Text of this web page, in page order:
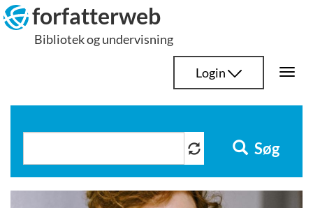
Hop
til
indhold
forfatterweb
Bibliotek og undervisning
Login
Søg